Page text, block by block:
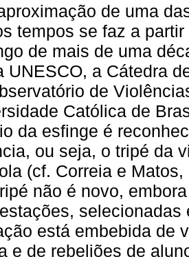
de uma
tempos se faz a
de mais de uma
UNESCO, a Cátedra
de
Católica de
da esfinge é
ou seja, o tripé da
(cf. Correia e
não é novo,
está embebida de
e de rebeliões de